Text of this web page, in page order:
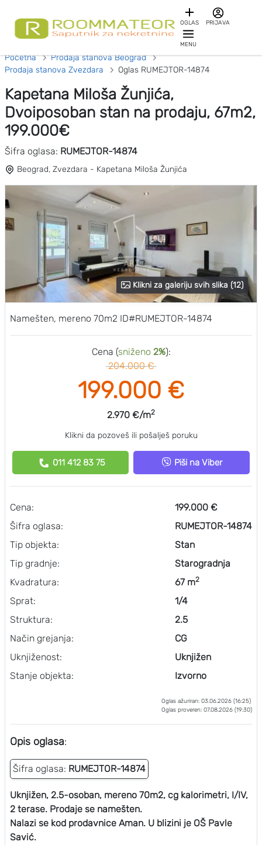
OGLAS PRIJAVA
MENU
Početna
Prodaja stanova Beograd
Prodaja stanova Zvezdara
Oglas RUMEJTOR-14874
Kapetana Miloša Žunjića,
Dvoiposoban stan na prodaju, 67m2,
199.000€
Šifra oglasa: RUMEJTOR-14874
Beograd, Zvezdara - Kapetana Miloša Žunjića
Klikni za galeriju svih slika (12)
Namešten, mereno 70m2 ID#RUMEJTOR-14874
Cena (sniženo 2%):
204.000 €
199.000 €
2.970 €/m2
Klikni da pozoveš ili pošalješ poruku
011 412 83 75 Piši na Viber
Cena:
Šifra oglasa:
Tip objekta:
Tip gradnje:
Kvadratura:
Sprat:
Struktura:
Način grejanja:
Uknjiženost:
Stanje objekta:
199.000 €
RUMEJTOR-14874
Stan
Starogradnja
67 m2
1/4
2.5
CG
Uknjižen
Izvorno
Oglas ažuriran: 03.06.2026 (16:25)
Oglas proveren: 07.08.2026 (19:30)
Opis oglasa:
Šifra oglasa: RUMEJTOR-14874
Uknjižen, 2.5-osoban, mereno 70m2, cg kalorimetri, I/IV,
2 terase. Prodaje se namešten.
Nalazi se kod prodavnice Aman. U blizini je OŠ Pavle
Savić.